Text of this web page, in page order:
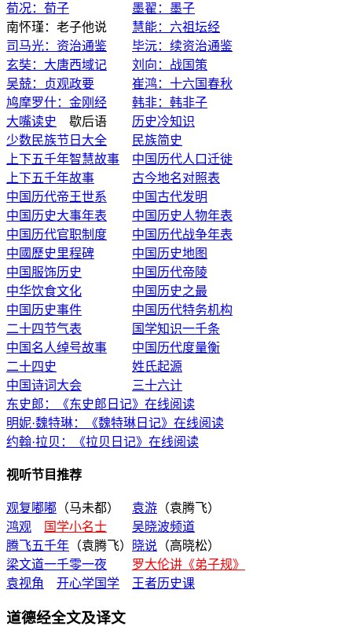
荀况：荀子
墨翟：墨子
南怀瑾：老子他说 慧能：六祖坛经
司马光：资治通鉴
毕沅：续资治通鉴
玄奘：大唐西域记
刘向：战国策
吴兢：贞观政要
崔鸿：十六国春秋
鸠摩罗什：金刚经
韩非：韩非子
大嘴读史 歇后语 历史冷知识
少数民族节日大全
民族简史
上下五千年智慧故事
中国历代人口迁徙
上下五千年故事
古今地名对照表
中国历代帝王世系
中国古代发明
中国历史大事年表
中国历史人物年表
中国历代官职制度
中国历代战争年表
中國歷史里程碑
中国历史地图
中国服饰历史
中国历代帝陵
中华饮食文化
中国历史之最
中国历史事件
中国历代特务机构
二十四节气表
国学知识一千条
中国名人绰号故事
中国历代度量衡
二十四史
姓氏起源
中国诗词大会
三十六计
东史郎：《东史郎日记》在线阅读
明妮·魏特琳：《魏特琳日记》在线阅读
约翰·拉贝：《拉贝日记》在线阅读
视听节目推荐
观复嘟嘟 （马未都） 袁游 （袁腾飞）
鸿观
国学小名士
吴晓波频道
腾飞五千年 （袁腾飞） 晓说 （高晓松）
梁文道一千零一夜
罗大伦讲《弟子规》
袁视角
开心学国学 王者历史课
道德经全文及译文